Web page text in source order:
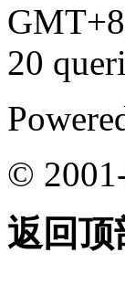
20
©
返回顶